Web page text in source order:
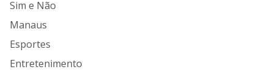
Sim e Não
Manaus
Esportes
Entretenimento